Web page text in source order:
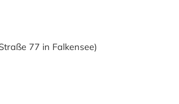
77 in Falkensee)